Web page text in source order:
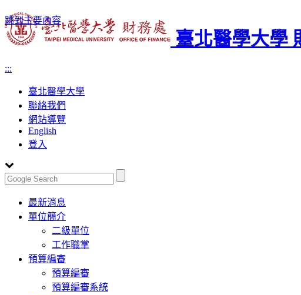
跳到主要內容
臺北醫學大學
:::
臺北醫學大學
聯絡我們
網站導覽
English
登入
Toggle
navigation
最新消息
單位簡介
二級單位
工作職掌
預算編審
預算編審
預算編審系統